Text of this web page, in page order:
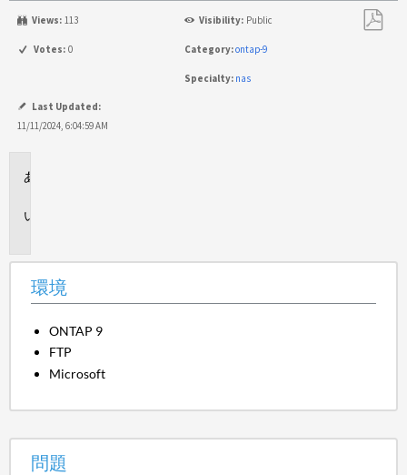
Views: 113 Visibility: Public
Votes: 0 Category:ontap-9
Specialty: nas
Last Updated:
11/11/2024, 6:04:59 AM
環境
ONTAP 9
FTP
Microsoft
問題